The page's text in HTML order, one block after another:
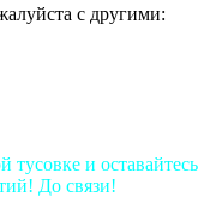
с другими:
тусовке и оставайтесь
До связи!